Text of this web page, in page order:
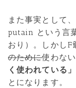
また事実として
putain という言
おり）。しかしF
のために使わな
く使われている
とになります。